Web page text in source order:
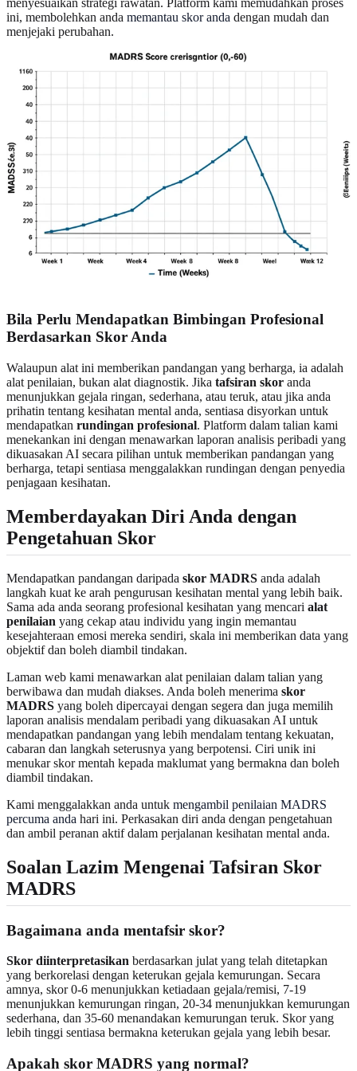
ini, membolehkan anda memantau skor anda dengan mudah dan
menjejaki perubahan.
Bila Perlu Mendapatkan Bimbingan Profesional
Berdasarkan Skor Anda
Walaupun alat ini memberikan pandangan yang berharga, ia adalah
alat penilaian, bukan alat diagnostik. Jika tafsiran skor anda
menunjukkan gejala ringan, sederhana, atau teruk, atau jika anda
prihatin tentang kesihatan mental anda, sentiasa disyorkan untuk
mendapatkan rundingan profesional. Platform dalam talian kami
menekankan ini dengan menawarkan laporan analisis peribadi yang
dikuasakan AI secara pilihan untuk memberikan pandangan yang
berharga, tetapi sentiasa menggalakkan rundingan dengan penyedia
penjagaan kesihatan.
Memberdayakan Diri Anda dengan
Pengetahuan Skor
Mendapatkan pandangan daripada skor MADRS anda adalah
langkah kuat ke arah pengurusan kesihatan mental yang lebih baik.
Sama ada anda seorang profesional kesihatan yang mencari alat
penilaian yang cekap atau individu yang ingin memantau
kesejahteraan emosi mereka sendiri, skala ini memberikan data yang
objektif dan boleh diambil tindakan.
Laman web kami menawarkan alat penilaian dalam talian yang
berwibawa dan mudah diakses. Anda boleh menerima skor
MADRS yang boleh dipercayai dengan segera dan juga memilih
laporan analisis mendalam peribadi yang dikuasakan AI untuk
mendapatkan pandangan yang lebih mendalam tentang kekuatan,
cabaran dan langkah seterusnya yang berpotensi. Ciri unik ini
menukar skor mentah kepada maklumat yang bermakna dan boleh
diambil tindakan.
Kami menggalakkan anda untuk mengambil penilaian MADRS
percuma anda hari ini. Perkasakan diri anda dengan pengetahuan
dan ambil peranan aktif dalam perjalanan kesihatan mental anda.
Soalan Lazim Mengenai Tafsiran Skor
MADRS
Bagaimana anda mentafsir skor?
Skor diinterpretasikan berdasarkan julat yang telah ditetapkan
yang berkorelasi dengan keterukan gejala kemurungan. Secara
amnya, skor 0-6 menunjukkan ketiadaan gejala/remisi, 7-19
menunjukkan kemurungan ringan, 20-34 menunjukkan kemurungan
sederhana, dan 35-60 menandakan kemurungan teruk. Skor yang
lebih tinggi sentiasa bermakna keterukan gejala yang lebih besar.
Apakah skor MADRS yang normal?